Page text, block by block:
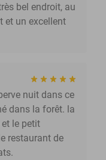
bel endroit, au
et un excellent
nuit dans ce
dans la forêt. la
le petit
restaurant de